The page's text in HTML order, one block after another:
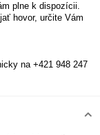
plne k dispozícii.
hovor, určite Vám
na +421 948 247